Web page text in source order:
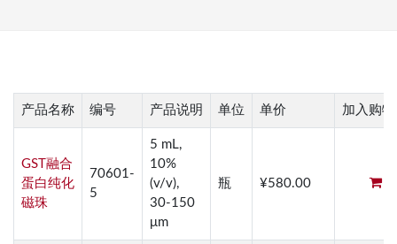
产品名称 编号 产品说明 单位 单价 加入购
GST融合
蛋白纯化
磁珠
70601-
5
5 mL,
10%
(v/v),
30-150
μm
瓶 ¥580.00